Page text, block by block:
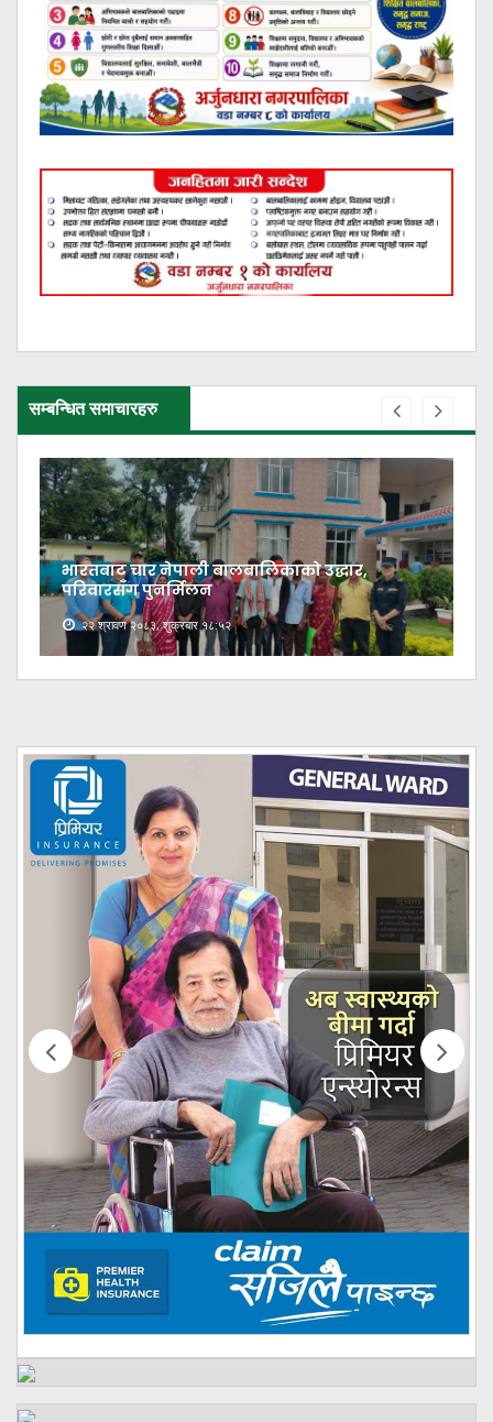
सम्बन्धित समाचारहरु
भारतबाट चार नेपाली बालबालिकाको उद्धार,
परिवारसँग पुनर्मिलन
२२ श्रावण २०८३, शुक्रबार १८:५२